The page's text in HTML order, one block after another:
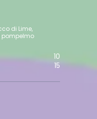
di Lime,
pompelmo
10
15